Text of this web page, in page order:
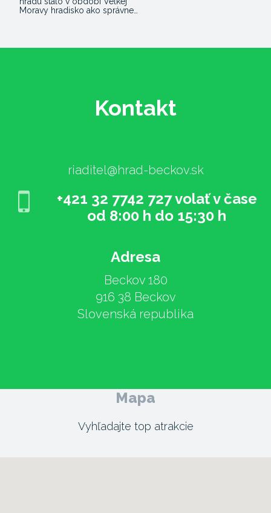
Moravy hradisko ako správne…
Kontakt
riaditel@hrad-beckov.sk
+421 32 7742 727 volať v čase
od 8:00 h do 15:30 h
Adresa
Beckov 180
916 38 Beckov
Slovenská republika
Mapa
Vyhľadajte top atrakcie